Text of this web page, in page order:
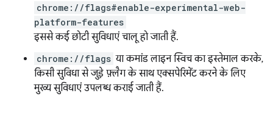
chrome://flags#enable-experimental-web-
platform-features
इससे कई छोटी सुविधाएं चालू हो जाती हैं.
chrome://flags या कमांड लाइन स्विच का इस्तेमाल करके,
किसी सुविधा से जुड़े फ़्लैग के साथ एक्सपेरिमेंट करने के लिए
मुख्य सुविधाएं उपलब्ध कराई जाती हैं.